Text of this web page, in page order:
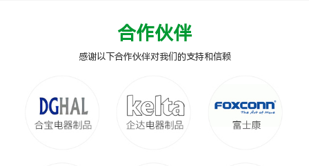
合作伙伴
感谢以下合作伙伴对我们的支持和信赖